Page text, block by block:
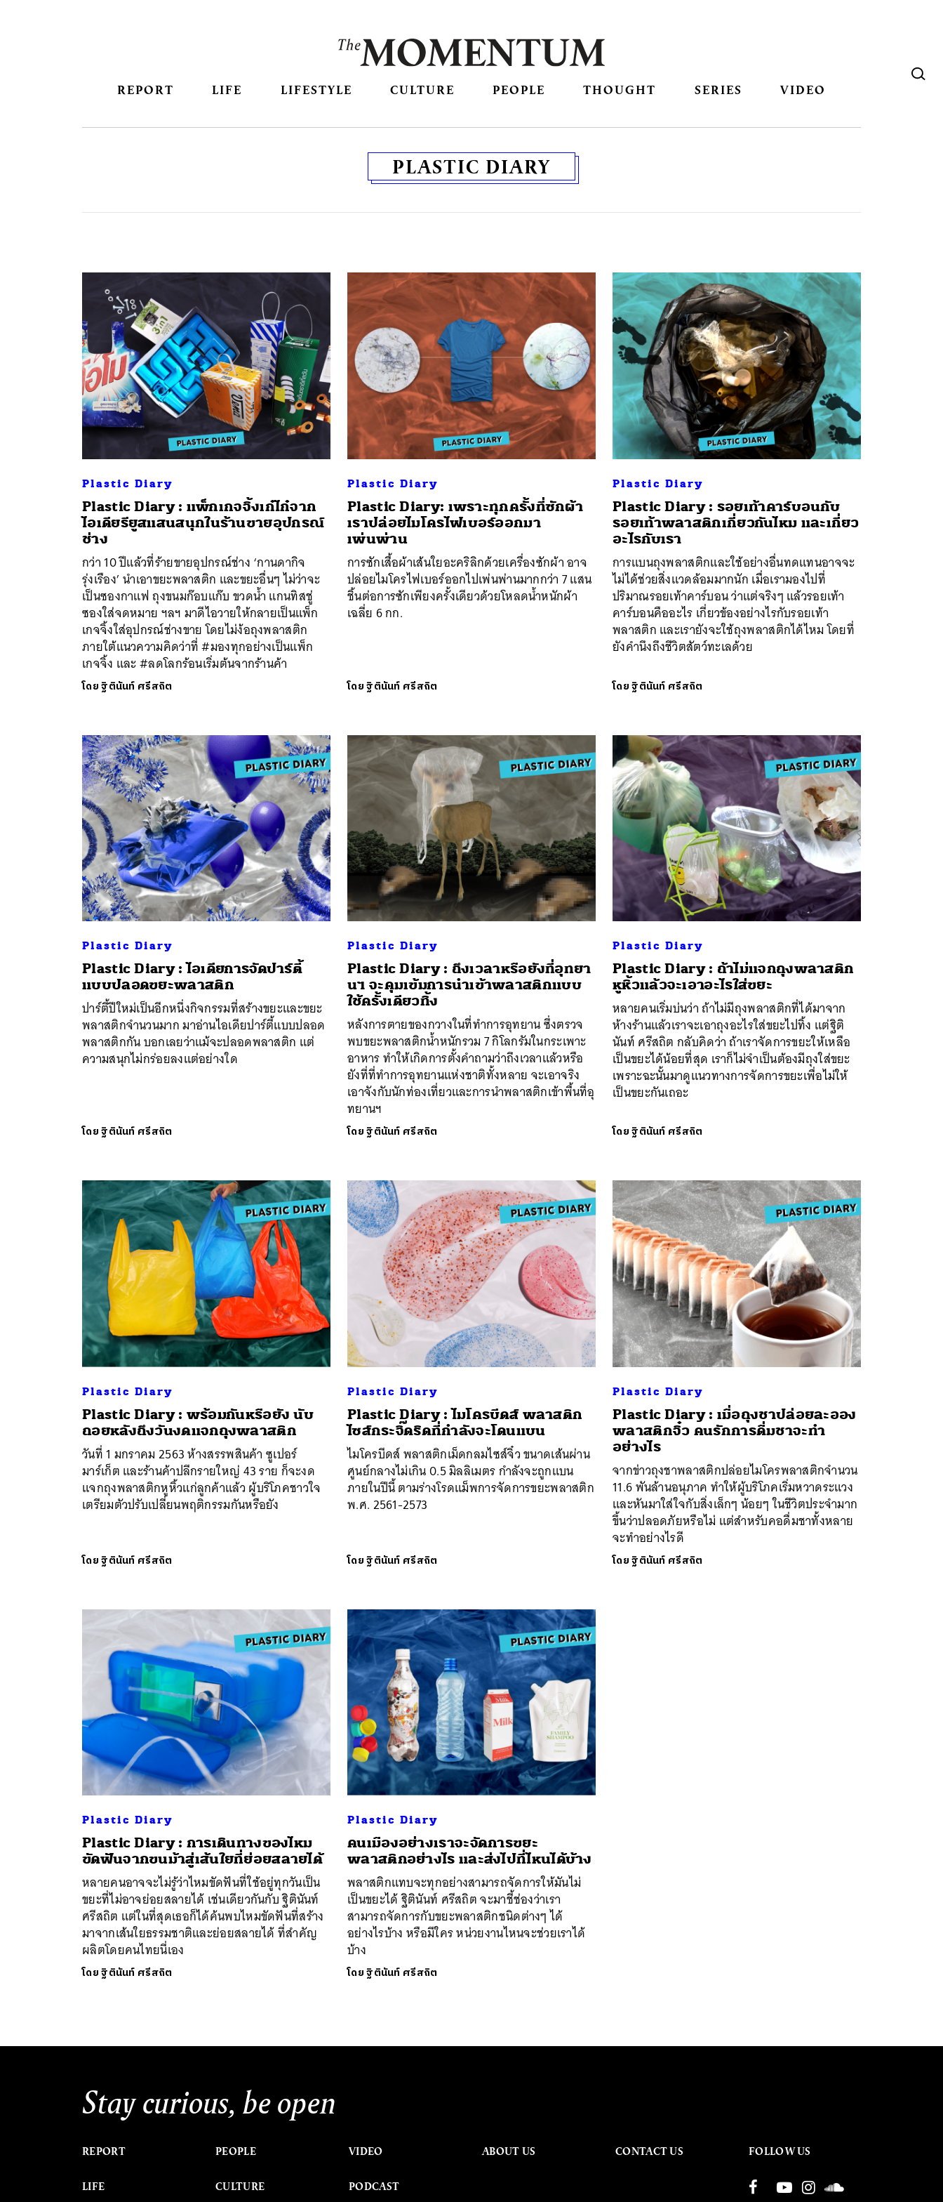
REPORT LIFE LIFESTYLE CULTURE PEOPLE THOUGHT SERIES VIDEO
PLASTIC DIARY
Plastic Diary
Plastic Diary : แพ็กเกจจิ้งเก๋ไก๋จาก
ไอเดียรียูสแสนสนุกในร้านขายอุปกรณ์
ช่าง
กว่า 10 ปีแล้วที่ร้ายขายอุปกรณ์ช่าง ‘กานดากิจ
รุ่งเรือง’ นำเอาขยะพลาสติก และขยะอื่นๆ ไม่ว่าจะ
เป็นซองกาแฟ ถุงขนมก๊อบแก๊บ ขวดน้ำ แกนทิสชู่
ซองใส่จดหมาย​ ฯลฯ มาดีไอวายให้กลายเป็นแพ็ก
เกจจิ้งใส่อุปกรณ์ช่างขาย โดยไม่ง้อถุงพลาสติก
ภายใต้แนวความคิดว่าที่ #มองทุกอย่างเป็นแพ็ก
เกจจิ้ง และ #ลดโลกร้อนเริ่มต้นจากร้านค้า
โดยฐิตินันท์ ศรีสถิต
Plastic Diary
Plastic Diary: เพราะทุกครั้งที่ซักผ้า
เราปล่อยไมโครไฟเบอร์ออกมา
เพ่นพ่าน
การซักเสื้อผ้าเส้นใยอะคริลิกด้วยเครื่องซักผ้า อาจ
ปล่อยไมโครไฟเบอร์ออกไปเพ่นพ่านมากกว่า 7 แสน
ชิ้นต่อการซักเพียงครั้งเดียวด้วยโหลดน้ำหนักผ้า
เฉลี่ย 6 กก.
โดยฐิตินันท์ ศรีสถิต
Plastic Diary
Plastic Diary : รอยเท้าคาร์บอนกับ
รอยเท้าพลาสติกเกี่ยวกันไหม และเกี่ยว
อะไรกับเรา
การแบนถุงพลาสติกและใช้อย่างอื่นทดแทนอาจจะ
ไม่ได้ช่วยสิ่งแวดล้อมมากนัก เมื่อเรามองไปที่
ปริมาณรอยเท้าคาร์บอน ว่าแต่จริงๆ แล้วรอยเท้า
คาร์บอนคืออะไร เกี่ยวข้องอย่างไรกับรอยเท้า
พลาสติก และเรายังจะใช้ถุงพลาสติกได้ไหม โดยที่
ยังคำนึงถึงชีวิตสัตว์ทะเลด้วย
โดยฐิตินันท์ ศรีสถิต
Plastic Diary
Plastic Diary : ไอเดียการจัดปาร์ตี้
แบบปลอดขยะพลาสติก
ปาร์ตี้ปีใหม่เป็นอีกหนึ่งกิจกรรมที่สร้างขยะและขยะ
พลาสติกจำนวนมาก มาอ่านไอเดียปาร์ตี้แบบปลอด
พลาสติกกัน บอกเลยว่าแม้จะปลอดพลาสติก แต่
ความสนุกไม่กร่อยลงแต่อย่างใด
โดยฐิตินันท์ ศรีสถิต
Plastic Diary
Plastic Diary : ถึงเวลาหรือยังที่อุทยา
นฯ จะคุมเข้มการนำเข้าพลาสติกแบบ
ใช้ครั้งเดียวทิ้ง
หลังการตายของกวางในที่ทำการอุทยาน ซึ่งตรวจ
พบขยะพลาสติกน้ำหนักรวม 7 กิโลกรัมในกระเพาะ
อาหาร ทำให้เกิดการตั้งคำถามว่าถึงเวลาแล้วหรือ
ยังที่ที่ทำการอุทยานแห่งชาติทั้งหลาย จะเอาจริง
เอาจังกับนักท่องเที่ยวและการนำพลาสติกเข้าพื้นที่อุ
ทยานฯ
โดยฐิตินันท์ ศรีสถิต
Plastic Diary
Plastic Diary : ถ้าไม่แจกถุงพลาสติก
หูหิ้วแล้วจะเอาอะไรใส่ขยะ
หลายคนเริ่มบ่นว่า ถ้าไม่มีถุงพลาสติกที่ได้มาจาก
ห้างร้านแล้วเราจะเอาถุงอะไรใส่ขยะไปทิ้ง แต่ฐิติ
นันท์ ศรีสถิต กลับคิดว่า ถ้าเราจัดการขยะให้เหลือ
เป็นขยะได้น้อยที่สุด เราก็ไม่จำเป็นต้องมีถุงใส่ขยะ
เพราะฉะนั้นมาดูแนวทางการจัดการขยะเพื่อไม่ให้
เป็นขยะกันเถอะ
โดยฐิตินันท์ ศรีสถิต
Plastic Diary
Plastic Diary : พร้อมกันหรือยัง นับ
ถอยหลังถึงวันงดแจกถุงพลาสติก
วันที่ 1 มกราคม 2563 ห้างสรรพสินค้า ซูเปอร์
มาร์เก็ต และร้านค้าปลีกรายใหญ่ 43 ราย ก็จะงด
แจกถุงพลาสติกหูหิ้วแก่ลูกค้าแล้ว ผู้บริโภคชาวใจ
เตรียมตัวปรับเปลี่ยนพฤติกรรมกันหรือยัง
โดยฐิตินันท์ ศรีสถิต
Plastic Diary
Plastic Diary : ไมโครบีดส์ พลาสติก
ไซส์กระจิ๊ดริดที่กำลังจะโดนแบน
ไมโครบีดส์ พลาสติกเม็ดกลมไซส์จิ๋ว ขนาดเส้นผ่าน
ศูนย์กลางไม่เกิน 0.5 มิลลิเมตร กำลังจะถูกแบน
ภายในปีนี้ ตามร่างโรดแม็พการจัดการขยะพลาสติก
พ.ศ. 2561-2573
โดยฐิตินันท์ ศรีสถิต
Plastic Diary
Plastic Diary : เมื่อถุงชาปล่อยละออง
พลาสติกจิ๋ว คนรักการดื่มชาจะทำ
อย่างไร
จากข่าวถุงชาพลาสติกปล่อยไมโครพลาสติกจำนวน
11.6 พันล้านอนุภาค ทำให้ผู้บริโภคเริ่มหวาดระแวง
และหันมาใส่ใจกับสิ่งเล็กๆ น้อยๆ ในชีวิตประจำมาก
ขึ้นว่าปลอดภัยหรือไม่ แต่สำหรับคอดื่มชาทั้งหลาย
จะทำอย่างไรดี
โดยฐิตินันท์ ศรีสถิต
Plastic Diary
Plastic Diary : การเดินทางของไหม
ขัดฟันจากขนม้าสู่เส้นใยที่ย่อยสลายได้
หลายคนอาจจะไม่รู้ว่าไหมขัดฟันที่ใช้อยู่ทุกวันเป็น
ขยะที่ไม่อาจย่อยสลายได้ เช่นเดียวกันกับ ฐิตินันท์
ศรีสถิต แต่ในที่สุดเธอก็ได้ค้นพบไหมขัดฟันที่สร้าง
มาจากเส้นใยธรรมชาติและย่อยสลายได้ ที่สำคัญ
ผลิตโดยคนไทยนี่เอง
โดยฐิตินันท์ ศรีสถิต
Plastic Diary
คนเมืองอย่างเราจะจัดการขยะ
พลาสติกอย่างไร และส่งไปที่ไหนได้บ้าง
พลาสติกแทบจะทุกอย่างสามารถจัดการให้มันไม่
เป็นขยะได้ ฐิตินันท์ ศรีสถิต จะมาชี้ช่องว่าเรา
สามารถจัดการกับขยะพลาสติกชนิดต่างๆ ได้
อย่างไรบ้าง หรือมีใคร หน่วยงานไหนจะช่วยเราได้
บ้าง
โดยฐิตินันท์ ศรีสถิต
Stay curious, be open
REPORT
LIFE
PEOPLE
CULTURE
VIDEO
PODCAST
ABOUT US CONTACT US FOLLOW US
ค้นหา
SHARE TWEET LINE EMAIL